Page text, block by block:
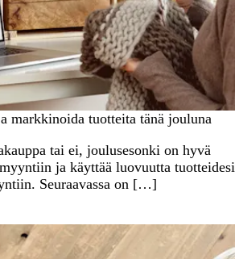
markkinoida tuotteita tänä jouluna
tai ei, joulusesonki on hyvä
ja käyttää luovuutta tuotteidesi
Seuraavassa on […]